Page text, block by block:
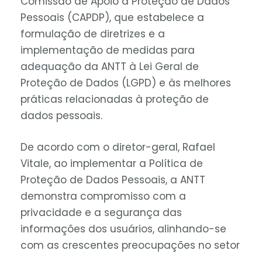
Pessoais (CAPDP), que estabelece a
formulação de diretrizes e a
implementação de medidas para
adequação da ANTT à Lei Geral de
Proteção de Dados (LGPD) e às melhores
práticas relacionadas à proteção de
dados pessoais.
De acordo com o diretor-geral, Rafael
Vitale, ao implementar a Política de
Proteção de Dados Pessoais, a ANTT
demonstra compromisso com a
privacidade e a segurança das
informações dos usuários, alinhando-se
com as crescentes preocupações no setor